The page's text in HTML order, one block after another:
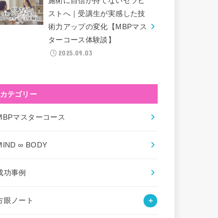
ストへ｜受講生が実感した技
術力アップの変化【MBPマス
ターコース体験談】
2025.09.03
カテゴリー
マスターコース
∞ BODY
功事例
眼ノート